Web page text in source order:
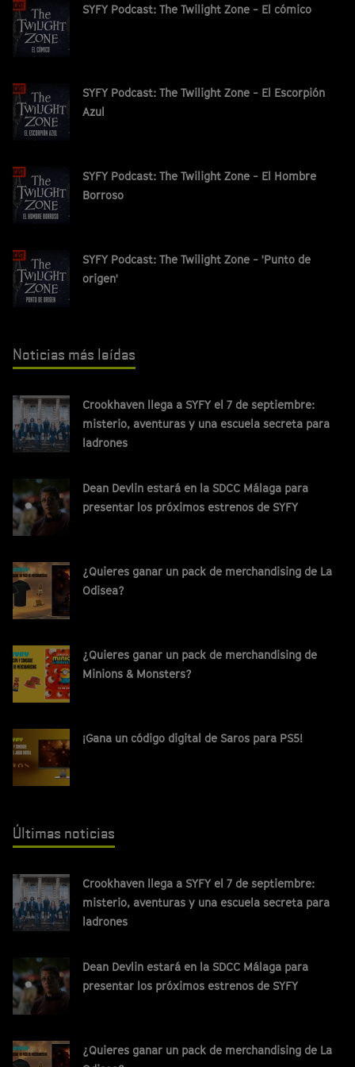
SYFY Podcast: The Twilight Zone - El cómico
SYFY Podcast: The Twilight Zone - El Escorpión
Azul
SYFY Podcast: The Twilight Zone - El Hombre
Borroso
SYFY Podcast: The Twilight Zone - 'Punto de
origen'
Noticias más leídas
Crookhaven llega a SYFY el 7 de septiembre:
misterio, aventuras y una escuela secreta para
ladrones
Dean Devlin estará en la SDCC Málaga para
presentar los próximos estrenos de SYFY
¿Quieres ganar un pack de merchandising de La
Odisea?
¿Quieres ganar un pack de merchandising de
Minions & Monsters?
¡Gana un código digital de Saros para PS5!
Últimas noticias
Crookhaven llega a SYFY el 7 de septiembre:
misterio, aventuras y una escuela secreta para
ladrones
Dean Devlin estará en la SDCC Málaga para
presentar los próximos estrenos de SYFY
¿Quieres ganar un pack de merchandising de La